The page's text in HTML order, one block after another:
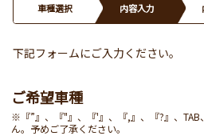
車種選択 内容入力
下記フォームにご入力ください。
ご希望車種
※『”』、『"』、『'』、『,』、『?』、
ん。予めご了承ください。